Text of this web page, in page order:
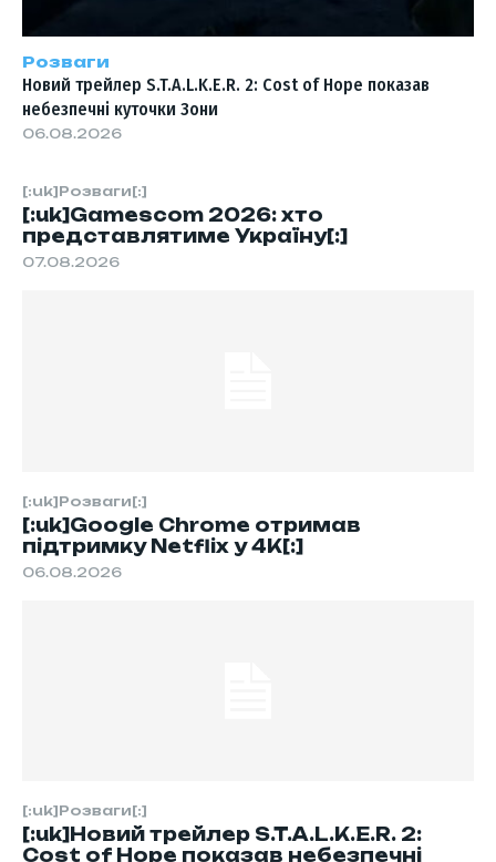
[:uk]Розваги[:]
[:uk]Gamescom 2026: хто
представлятиме Україну[:]
07.08.2026
[:uk]Розваги[:]
[:uk]Google Chrome отримав
підтримку Netflix у 4K[:]
06.08.2026
[:uk]Розваги[:]
[:uk]Новий трейлер S.T.A.L.K.E.R. 2:
Cost of Hope показав небезпечні
Розваги
Новий трейлер S.T.A.L.K.E.R. 2: Cost of Hope показав
небезпечні куточки Зони
06.08.2026